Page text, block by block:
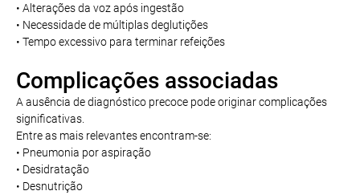
• Alterações da voz após ingestão
• Necessidade de múltiplas deglutições
• Tempo excessivo para terminar refeições
Complicações associadas
A ausência de diagnóstico precoce pode originar complicações
significativas.
Entre as mais relevantes encontram-se:
• Pneumonia por aspiração
• Desidratação
• Desnutrição